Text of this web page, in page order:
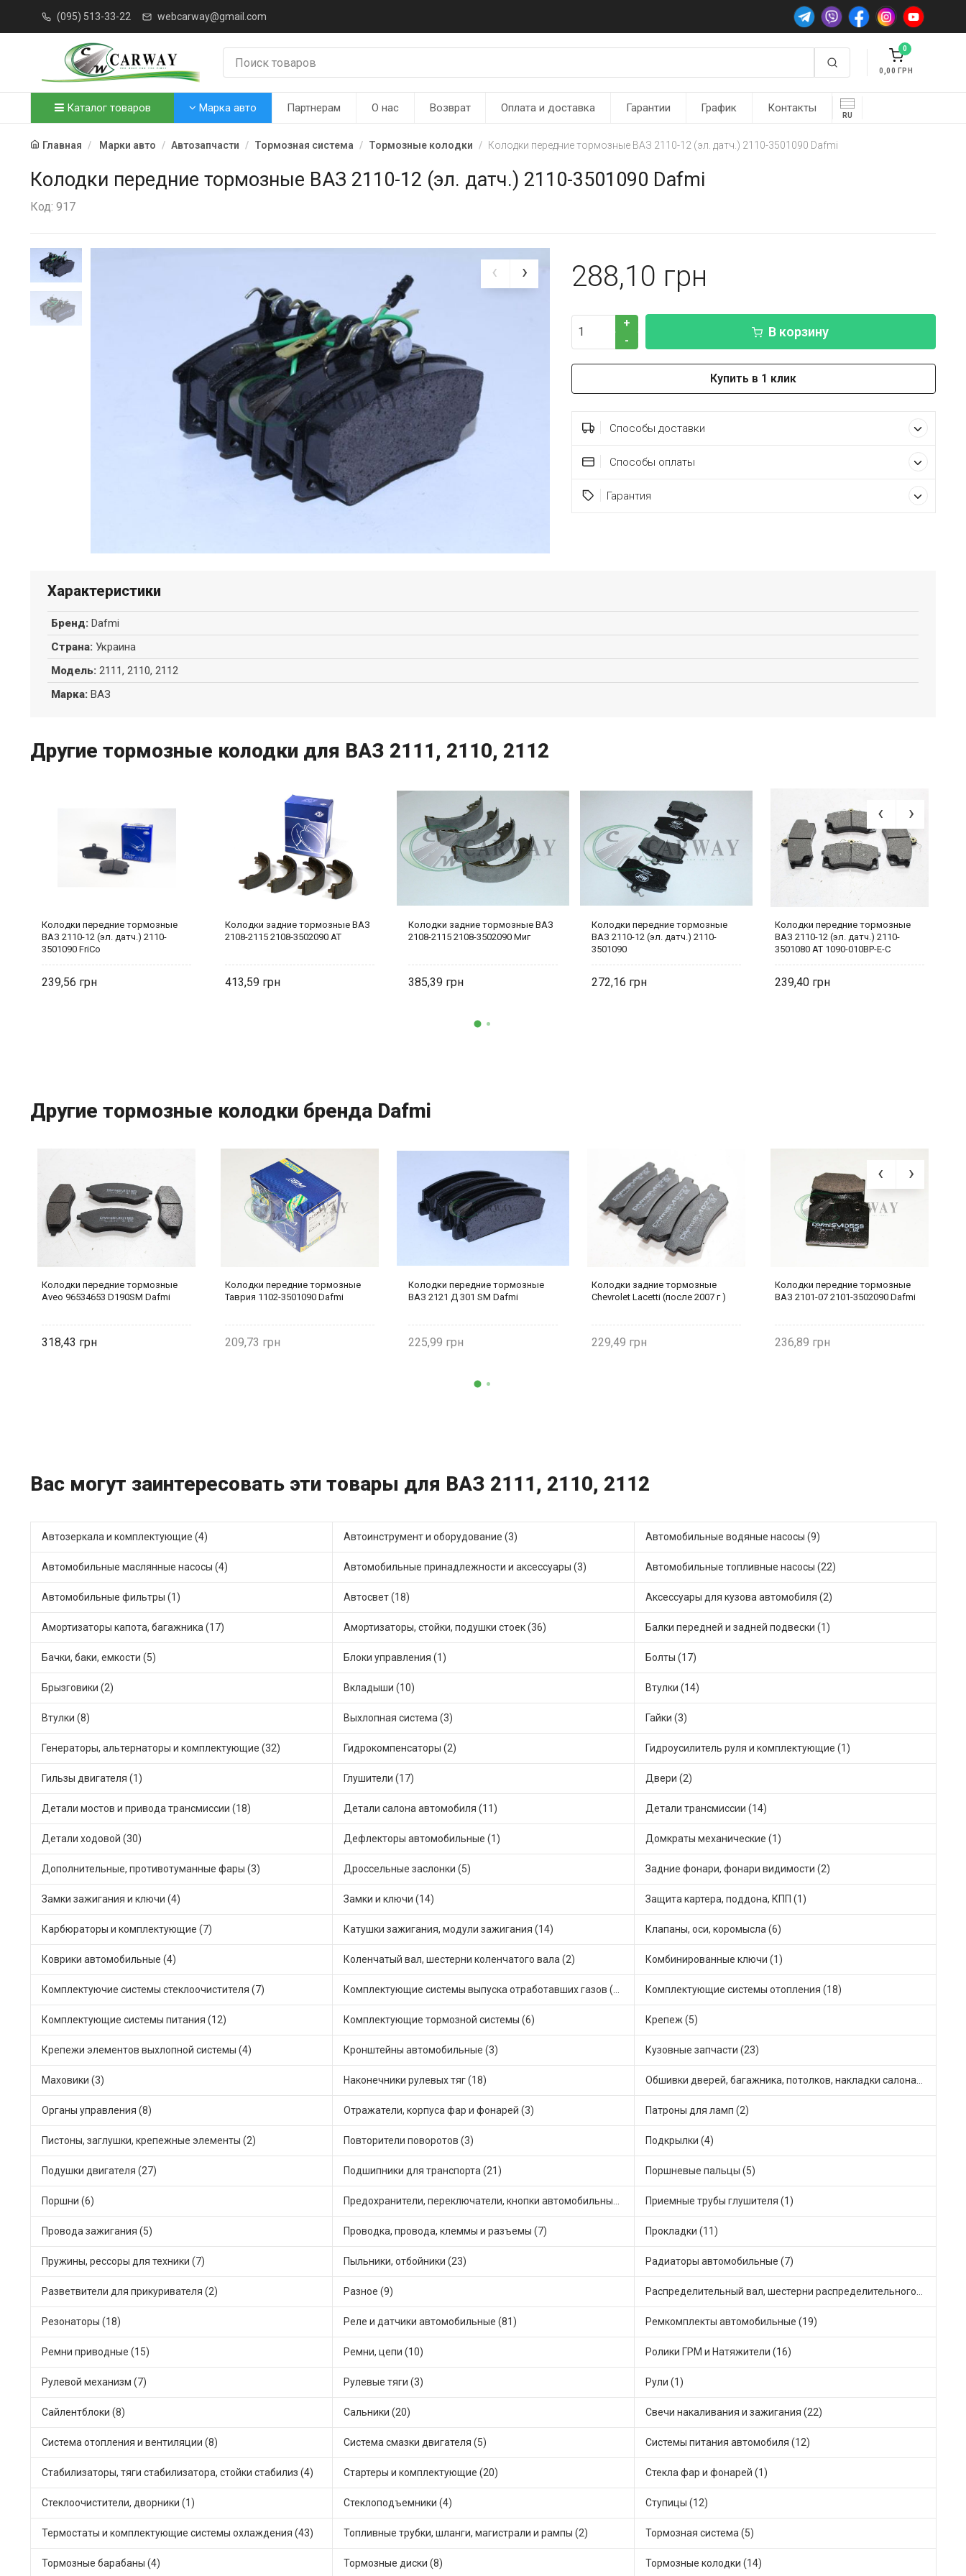
(095) 513-33-22 webcarway@gmail.com
0
0,00
Каталог товаров Марка авто Партнерам О нас Возврат Оплата и доставка Гарантии График Контакты
RU
Главная Марки авто Автозапчасти Тормозная система Тормозные колодки Колодки передние тормозные ВАЗ 2110-12 (эл. датч.) 2110-3501090 Dafmi
Колодки передние тормозные ВАЗ 2110-12 (эл. датч.) 2110-3501090 Dafmi
Код: 917
288,10
+
-
В корзину
Купить в 1 клик
Способы доставки
Способы оплаты
Гарантия
Характеристики
Бренд: Dafmi
Страна: Украина
Модель: 2111, 2110, 2112
Марка: ВАЗ
Другие тормозные колодки для ВАЗ 2111, 2110, 2112
Колодки передние тормозные
ВАЗ 2110-12 (эл. датч.) 2110-
3501090 FriCo
239,56
Колодки задние тормозные ВАЗ
2108-2115 2108-3502090 AT
413,59
Колодки задние тормозные ВАЗ
2108-2115 2108-3502090 Миг
385,39
Колодки передние тормозные
ВАЗ 2110-12 (эл. датч.) 2110-
3501090
272,16
Колодки передние тормозные
ВАЗ 2110-12 (эл. датч.) 2110-
3501080 AT 1090-010BP-E-C
239,40
Другие тормозные колодки бренда Dafmi
Колодки передние тормозные
Aveo 96534653 D190SM Dafmi
318,43
Колодки передние тормозные
Таврия 1102-3501090 Dafmi
209,73
Колодки передние тормозные
ВАЗ 2121 Д 301 SM Dafmi
225,99
Колодки задние тормозные
Chevrolet Lacetti (после 2007 г )
229,49
Колодки передние тормозные
ВАЗ 2101-07 2101-3502090 Dafmi
236,89
Вас могут заинтересовать эти товары для ВАЗ 2111, 2110, 2112
Автозеркала и комплектующие (4) Автоинструмент и оборудование (3) Автомобильные водяные насосы (9)
Автомобильные маслянные насосы (4) Автомобильные принадлежности и аксессуары (3) Автомобильные топливные насосы (22)
Автомобильные фильтры (1) Автосвет (18) Аксессуары для кузова автомобиля (2)
Амортизаторы капота, багажника (17) Амортизаторы, стойки, подушки стоек (36) Балки передней и задней подвески (1)
Бачки, баки, емкости (5) Блоки управления (1) Болты (17)
Брызговики (2) Вкладыши (10) Втулки (14)
Втулки (8) Выхлопная система (3) Гайки (3)
Генераторы, альтернаторы и комплектующие (32) Гидрокомпенсаторы (2) Гидроусилитель руля и комплектующие (1)
Гильзы двигателя (1) Глушители (17) Двери (2)
Детали мостов и привода трансмиссии (18) Детали салона автомобиля (11) Детали трансмиссии (14)
Детали ходовой (30) Дефлекторы автомобильные (1) Домкраты механические (1)
Дополнительные, противотуманные фары (3) Дроссельные заслонки (5) Задние фонари, фонари видимости (2)
Замки зажигания и ключи (4) Замки и ключи (14) Защита картера, поддона, КПП (1)
Карбюраторы и комплектующие (7) Катушки зажигания, модули зажигания (14) Клапаны, оси, коромысла (6)
Коврики автомобильные (4) Коленчатый вал, шестерни коленчатого вала (2) Комбинированные ключи (1)
Комплектуючие системы стеклоочистителя (7) Комплектующие системы выпуска отработавших газов (13) Комплектующие системы отопления (18)
Комплектующие системы питания (12) Комплектующие тормозной системы (6) Крепеж (5)
Крепежи элементов выхлопной системы (4) Кронштейны автомобильные (3) Кузовные запчасти (23)
Маховики (3) Наконечники рулевых тяг (18) Обшивки дверей, багажника, потолков, накладки салона (1)
Органы управления (8) Отражатели, корпуса фар и фонарей (3) Патроны для ламп (2)
Пистоны, заглушки, крепежные элементы (2) Повторители поворотов (3) Подкрылки (4)
Подушки двигателя (27) Подшипники для транспорта (21) Поршневые пальцы (5)
Поршни (6) Предохранители, переключатели, кнопки автомобильные (43) Приемные трубы глушителя (1)
Провода зажигания (5) Проводка, провода, клеммы и разъемы (7) Прокладки (11)
Пружины, рессоры для техники (7) Пыльники, отбойники (23) Радиаторы автомобильные (7)
Разветвители для прикуривателя (2) Разное (9) Распределительный вал, шестерни распределительного (3)
Резонаторы (18) Реле и датчики автомобильные (81) Ремкомплекты автомобильные (19)
Ремни приводные (15) Ремни, цепи (10) Ролики ГРМ и Натяжители (16)
Рулевой механизм (7) Рулевые тяги (3) Рули (1)
Сайлентблоки (8) Сальники (20) Свечи накаливания и зажигания (22)
Система отопления и вентиляции (8) Система смазки двигателя (5) Системы питания автомобиля (12)
Стабилизаторы, тяги стабилизатора, стойки стабилиз (4) Стартеры и комплектующие (20) Стекла фар и фонарей (1)
Стеклоочистители, дворники (1) Стеклоподъемники (4) Ступицы (12)
Термостаты и комплектующие системы охлаждения (43) Топливные трубки, шланги, магистрали и рампы (2) Тормозная система (5)
Тормозные барабаны (4) Тормозные диски (8) Тормозные колодки (14)